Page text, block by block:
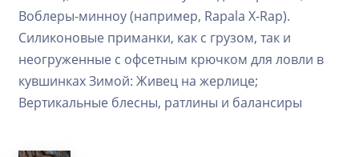
Воблеры-минноу (например, Rapala X-Rap).
Силиконовые приманки, как с грузом, так и
неогруженные с офсетным крючком для ловли в
кувшинках Зимой: Живец на жерлице;
Вертикальные блесны, ратлины и балансиры